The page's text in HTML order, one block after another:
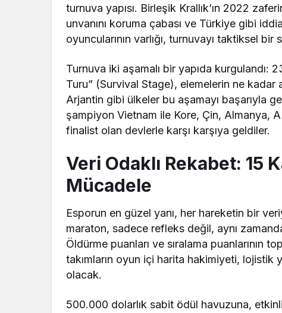
turnuva yapısı. Birleşik Krallık’ın 2022
unvanını koruma çabası ve Türkiye gibi
oyuncularının varlığı, turnuvayı taktiksel
Turnuva iki aşamalı bir yapıda
Turu” (Survival Stage), elemelerin ne kadar
Arjantin gibi ülkeler bu aşamayı başarıyla
şampiyon Vietnam ile Kore, Çin, Almanya,
finalist olan devlerle karşı karşıya geldiler.
Veri Odaklı Rekabet: 15
Mücadele
Esporun en güzel yanı, her hareketin bir
maraton, sadece refleks değil, aynı
Öldürme puanları ve sıralama puanlarının
takımların oyun içi harita hakimiyeti,
olacak.
500.000 dolarlık sabit ödül havuzuna,